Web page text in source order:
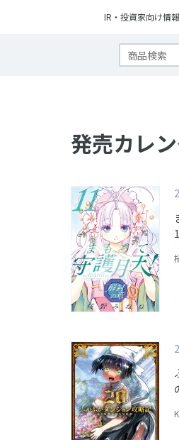
IR・投資家向け情報
発売カレ